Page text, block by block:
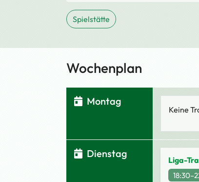
Spielstätte
Wochenplan
Montag
Keine
Dienstag
Liga-